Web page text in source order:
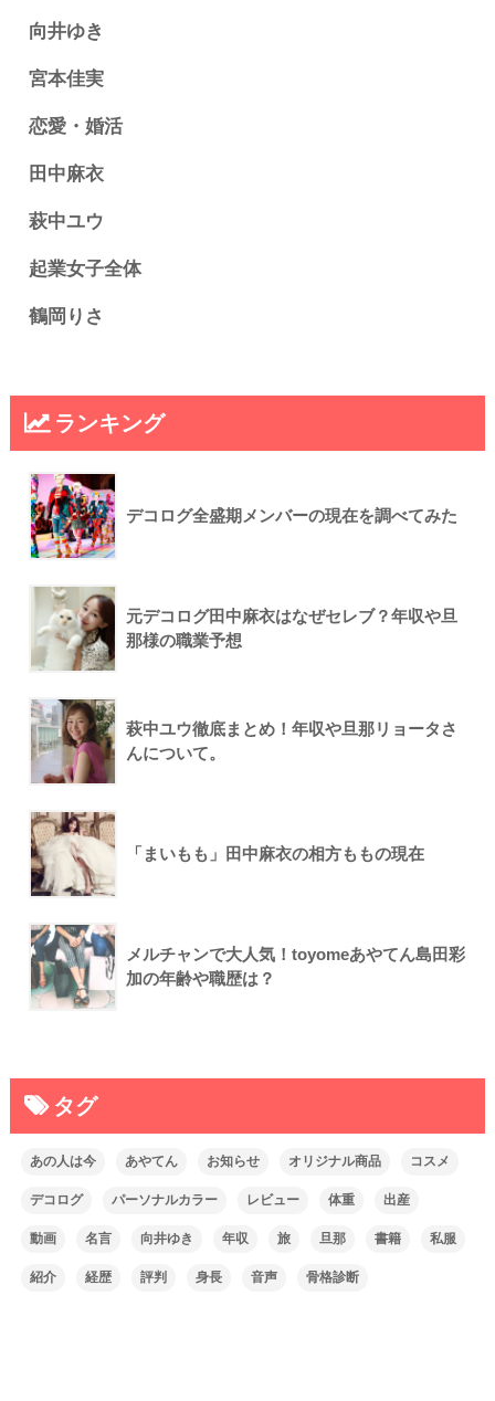
向井ゆき
宮本佳実
恋愛・婚活
田中麻衣
萩中ユウ
起業女子全体
鶴岡りさ
ランキング
デコログ全盛期メンバーの現在を調べてみた
元デコログ田中麻衣はなぜセレブ？年収や旦
那様の職業予想
萩中ユウ徹底まとめ！年収や旦那リョータさ
んについて。
「まいもも」田中麻衣の相方ももの現在
メルチャンで大人気！toyomeあやてん島田彩
加の年齢や職歴は？
タグ
あの人は今 あやてん お知らせ オリジナル商品 コスメ
デコログ パーソナルカラー レビュー 体重 出産
動画 名言 向井ゆき 年収 旅 旦那 書籍 私服
紹介 経歴 評判 身長 音声 骨格診断